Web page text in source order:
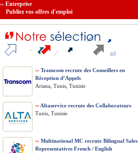
›› Entreprise
Publiez vos offres d'emploi
›› Transcom recrute des Conseillers en
Réception d’Appels
Ariana, Tunis, Tunisie
›› Altaservice recrute des Collaborateurs
Tunis, Tunisie
›› Multinational MC recrute Bilingual Sales
Representatives French / English